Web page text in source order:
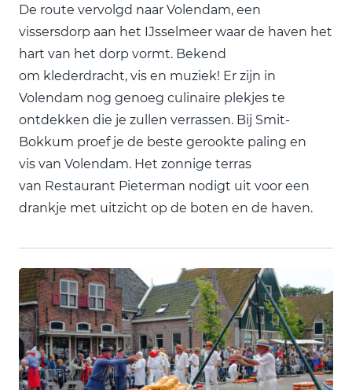
De route vervolgd naar Volendam, een
vissersdorp aan het IJsselmeer waar de haven het
hart van het dorp vormt. Bekend
om klederdracht, vis en muziek! Er zijn in
Volendam nog genoeg culinaire plekjes te
ontdekken die je zullen verrassen. Bij Smit-
Bokkum proef je de beste gerookte paling en
vis van Volendam. Het zonnige terras
van Restaurant Pieterman nodigt uit voor een
drankje met uitzicht op de boten en de haven.